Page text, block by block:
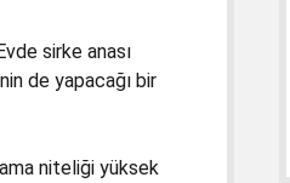
sirke anası
de yapacağı bir
niteliği yüksek